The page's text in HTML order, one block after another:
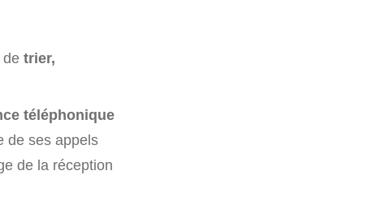
de trier,
téléphonique
de ses appels
de la réception